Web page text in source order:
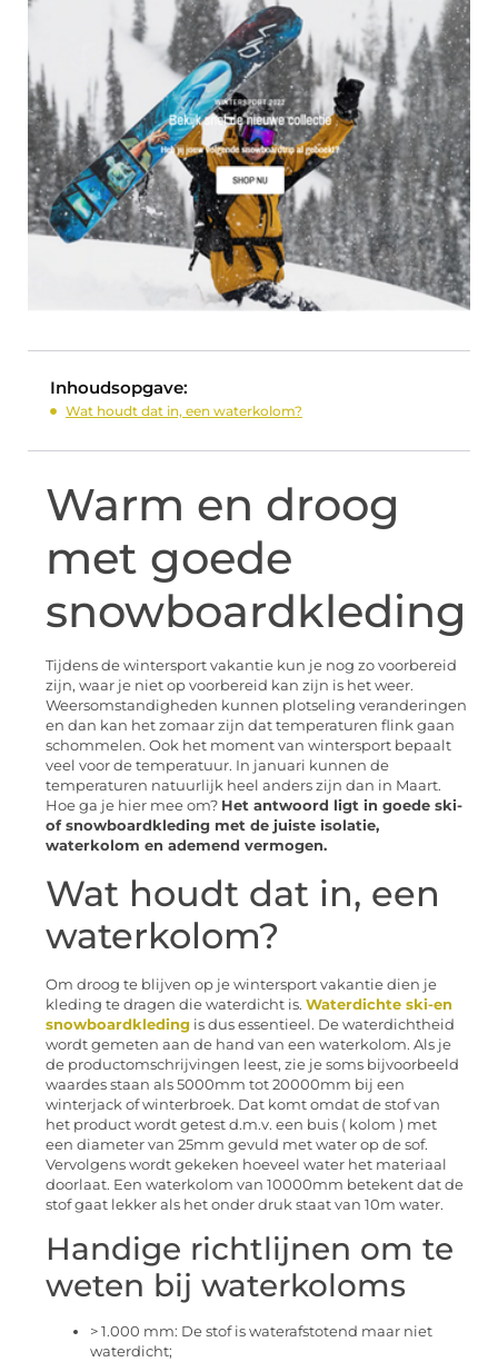
Inhoudsopgave:
Wat houdt dat in, een waterkolom?
Warm en droog
met goede
snowboardkleding
Tijdens de wintersport vakantie kun je nog zo voorbereid
zijn, waar je niet op voorbereid kan zijn is het weer.
Weersomstandigheden kunnen plotseling veranderingen
en dan kan het zomaar zijn dat temperaturen flink gaan
schommelen. Ook het moment van wintersport bepaalt
veel voor de temperatuur. In januari kunnen de
temperaturen natuurlijk heel anders zijn dan in Maart.
Hoe ga je hier mee om? Het antwoord ligt in goede ski-
of snowboardkleding met de juiste isolatie,
waterkolom en ademend vermogen.
Wat houdt dat in, een
waterkolom?
Om droog te blijven op je wintersport vakantie dien je
kleding te dragen die waterdicht is. Waterdichte ski-en
snowboardkleding is dus essentieel. De waterdichtheid
wordt gemeten aan de hand van een waterkolom. Als je
de productomschrijvingen leest, zie je soms bijvoorbeeld
waardes staan als 5000mm tot 20000mm bij een
winterjack of winterbroek. Dat komt omdat de stof van
het product wordt getest d.m.v. een buis ( kolom ) met
een diameter van 25mm gevuld met water op de sof.
Vervolgens wordt gekeken hoeveel water het materiaal
doorlaat. Een waterkolom van 10000mm betekent dat de
stof gaat lekker als het onder druk staat van 10m water.
Handige richtlijnen om te
weten bij waterkoloms
> 1.000 mm: De stof is waterafstotend maar niet
waterdicht;